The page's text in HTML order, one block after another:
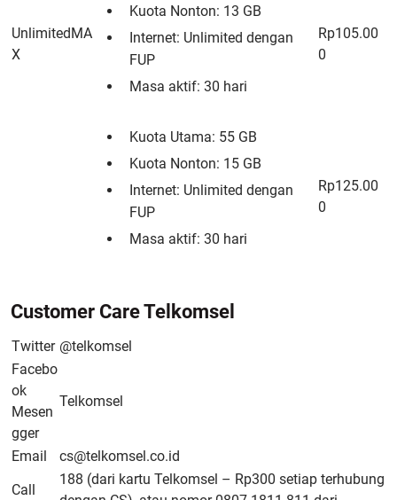
UnlimitedMA
X
Kuota Nonton: 13 GB
Internet: Unlimited dengan
FUP
Masa aktif: 30 hari
Rp105.00
0
Kuota Utama: 55 GB
Kuota Nonton: 15 GB
Internet: Unlimited dengan
FUP
Masa aktif: 30 hari
Rp125.00
0
Customer Care Telkomsel
Twitter @telkomsel
Facebo
ok
Mesen
gger
Telkomsel
Email
cs@telkomsel.co.id
Call
188 (dari kartu Telkomsel – Rp300 setiap terhubung